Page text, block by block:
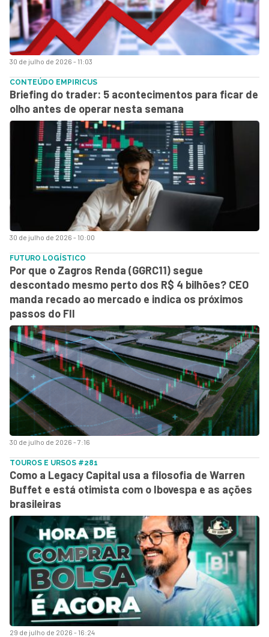
30 de julho de 2026 - 11:03
30 de julho de 2026 - 10:00
CONTEÚDO EMPIRICUS
Briefing do trader: 5 acontecimentos para ficar de
olho antes de operar nesta semana
30 de julho de 2026 - 7:16
FUTURO LOGÍSTICO
Por que o Zagros Renda (GGRC11) segue
descontado mesmo perto dos R$ 4 bilhões? CEO
manda recado ao mercado e indica os próximos
passos do FII
29 de julho de 2026 - 16:24
TOUROS E URSOS #281
Como a Legacy Capital usa a filosofia de Warren
Buffet e está otimista com o Ibovespa e as ações
brasileiras